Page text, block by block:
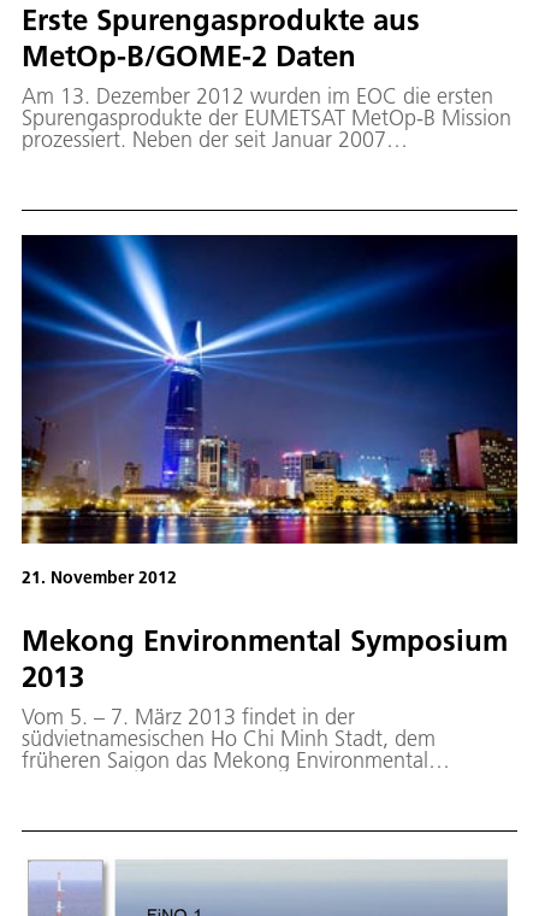
Erste Spurengasprodukte aus
MetOp-B/GOME-2 Daten
Am 13. Dezember 2012 wurden im EOC die ersten
Spurengasprodukte der EUMETSAT MetOp-B Mission
prozessiert. Neben der seit Januar 2007
EUMETSAT-Satelliten MetOp-B, der am 17.9.2012
21. November 2012
Mekong Environmental Symposium
2013
Vom 5. – 7. März 2013 findet in der
südvietnamesischen Ho Chi Minh Stadt, dem
früheren Saigon das Mekong Environmental
Symposium 2013 statt.